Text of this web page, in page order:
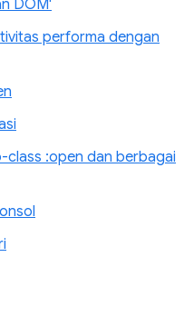
DOM'
performa dengan
class :open dan berbagai